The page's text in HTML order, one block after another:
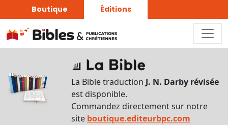
Boutique Éditions
La Bible traduction J. N. Darby révisée
est disponible.
Commandez directement sur notre
site boutique.editeurbpc.com
d’affichage
Par
verset